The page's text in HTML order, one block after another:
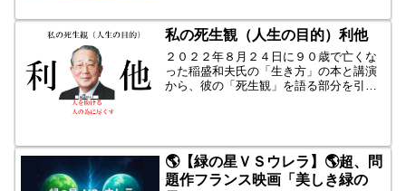
国から見ると・・・特にスポーツやオリ
ンピックで、この言葉が、...
私の死生観（人生の目的）利他
２０２２年８月２４日に９０歳で亡くな
った稲盛和夫氏の「生き方」の本と講演
から、彼の「死生観」を語る部分を引用
日本経済に大きく貢献しま...
🌎【緑の星ＶＳウレラ】🌎超、問
題作フランス映画「美しき緑の